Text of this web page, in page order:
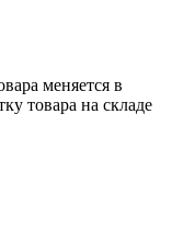
меняется в
товара на складе